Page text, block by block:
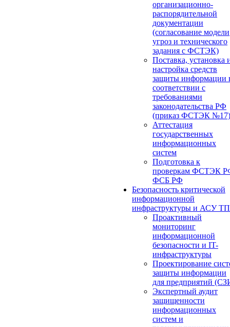
организационно-
распорядительной
документации
(согласование модели
угроз и технического
задания с ФСТЭК)
Поставка, установка
настройка средств
защиты информации
соответствии с
требованиями
законодательства РФ
(приказ ФСТЭК №17)
Аттестация
государственных
информационных
систем
Подготовка к
проверкам ФСТЭК
ФСБ РФ
Безопасность критической
информационной
инфраструктуры и АСУ ТП
Проактивный
мониторинг
информационной
безопасности и IT-
инфраструктуры
Проектирование
защиты информации
для предприятий
Экспертный аудит
защищенности
информационных
систем и